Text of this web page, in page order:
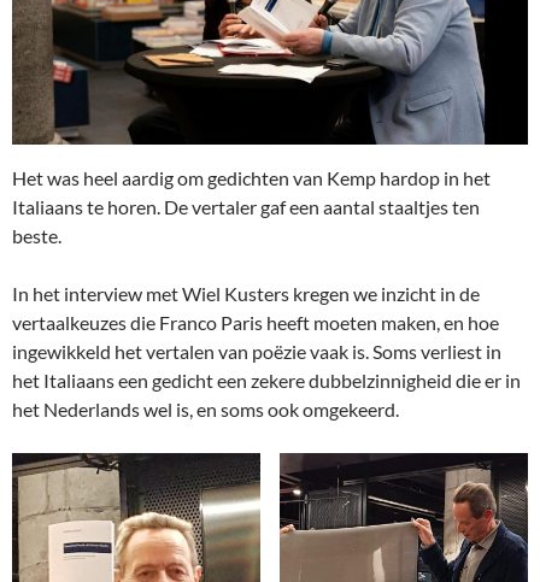
Het was heel aardig om gedichten van Kemp hardop in het
Italiaans te horen. De vertaler gaf een aantal staaltjes ten
beste.
In het interview met Wiel Kusters kregen we inzicht in de
vertaalkeuzes die Franco Paris heeft moeten maken, en hoe
ingewikkeld het vertalen van poëzie vaak is. Soms verliest in
het Italiaans een gedicht een zekere dubbelzinnigheid die er in
het Nederlands wel is, en soms ook omgekeerd.